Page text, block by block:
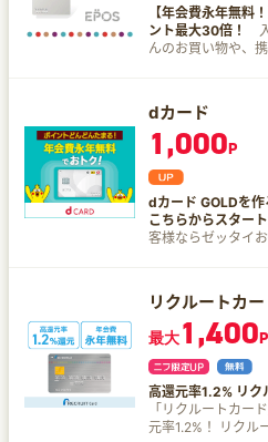
円分のVポイント
定 新規入会で
プレゼント ＜おすすめポイント＞ ■年会費永年無
料 ■対象のコンビ
ポイント還元 条件
（※2）でスマホの
Mastercard®タッ
10％（※4）ポイ
初！24時間、最短
■両面番号レスで安心安全 ▼対象店
ーマート、セブン‐
プ、ローソン、マ
ドトールコーヒー
フェ 、かっぱ寿司 ※1カード現物のタッチ決済、
iD、カードの差し
※1商業施設内にあ
付与の対象となり
円）を超えると、
カードを挿しお支
その場合のお支払
族全員分を一括請
GOLD１枚で全員
カード１契約につ
のdカード積立で最
の積立の場合は還
ドは対象外です。
GOLD」に設定す
1,000円（税抜）ご
ドコモ mini/
金およびahamo光
します。 ※2 端末な
など一部の料金は
ザーならボーナス
利用可能データ量
払いをdカードに要
ラン※1のご契約で
※2 100円(税抜)ごと
ト還元！ ※5Gギガ
燃料調整費、再生
は対象外。 ※ ドコ
【年会費永年無料
ント最大30倍！
入
んのお買い物や、
載されており周囲
ッチ決済でスムー
ネット通販で、年4
10,000店舗の提携
限定ポイントアッ
ト2～30倍 海外旅
（利用付帯） エポスカードは関東中心に全国で展
開する「マルイ」
営する丸井グルー
dカード
1,000P
dカード GOLDを
こちらからスター
客様ならゼッタイお得なカー
利用料金の支払い
ーザーの方以外で
込)につき1％貯ま
分のケータイ補償
自己負担金 ※携帯
全損) ●dカードポ
約店なら、ご利用
トに加えてさらに
トキヨシ、高島屋
リクルートカー
最大1,400P
高還元率1.2% リク
「リクルートカー
元率1.2%！ リクル